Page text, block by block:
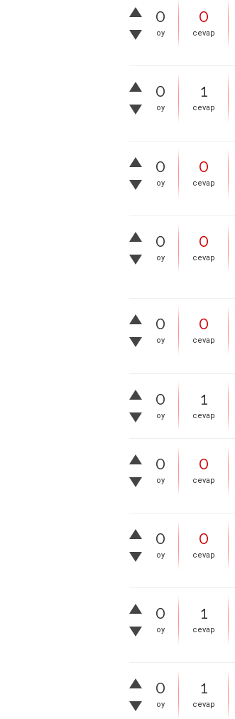
0
oy
0
cevap
0
oy
1
cevap
0
oy
0
cevap
0
oy
0
cevap
0
oy
0
cevap
0
oy
1
cevap
0
oy
0
cevap
0
oy
0
cevap
0
oy
1
cevap
0
oy
1
cevap